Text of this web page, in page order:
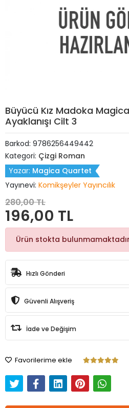
Büyücü Kız Madoka
Ayaklanışı Cilt 3
Barkod: 9786256449442
Kategori: Çizgi Roman
Yazar: Magica Quartet
Yayınevi: Komikşeyler Yayıncılık
280,00 TL
196,00 TL
Ürün stokta
Hızlı Gönderi
Güvenli Alışveriş
İade ve Değişim
Favorilerime ekle